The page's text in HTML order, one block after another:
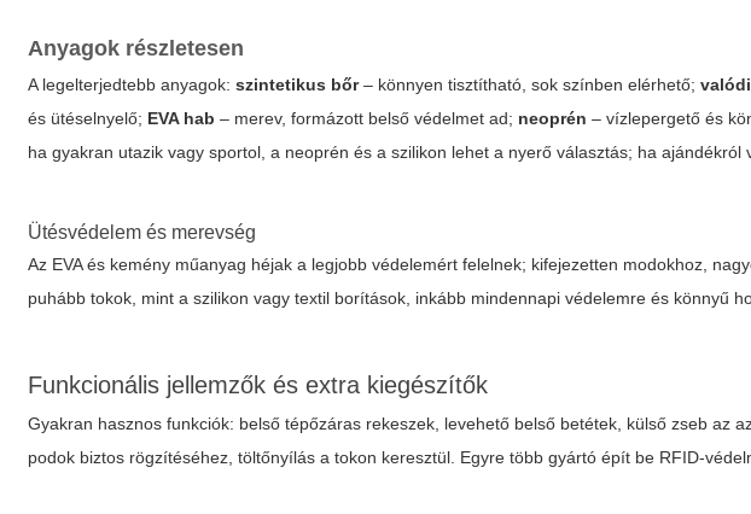
Anyagok részletesen
A legelterjedtebb anyagok:szintetikus bőr– könnyen tisztítható, sok színben elérhető;
és ütéselnyelő; EVA hab – merev, formázott belső védelmet ad; neoprén – vízlepergető és
ha gyakran utazik vagy sportol, a neoprén és a szilikon lehet a nyerő választás; ha ajándékról
Ütésvédelem és merevség
Az EVA és kemény műanyag héjak a legjobb védelemért felelnek; kifejezetten modokhoz,
puhább tokok, mint a szilikon vagy textil borítások, inkább mindennapi védelemre és könnyű
Funkcionális jellemzők és extra kiegészítők
Gyakran hasznos funkciók: belső tépőzáras rekeszek, levehető belső betétek, külső zseb az
podok biztos rögzítéséhez, töltőnyílás a tokon keresztül. Egyre több gyártó épít be RFID-